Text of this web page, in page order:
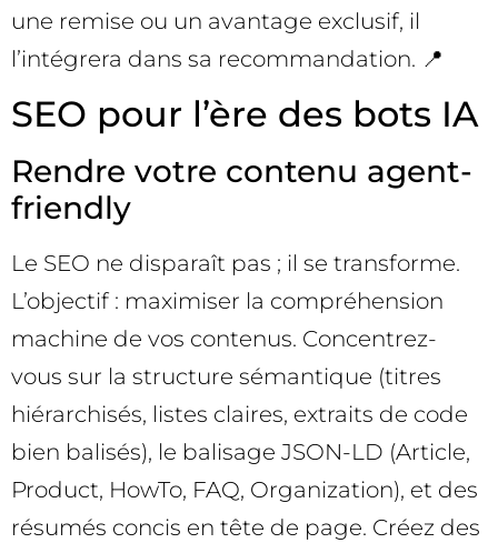
une remise ou un avantage exclusif, il
l’intégrera dans sa recommandation. 📍
SEO pour l’ère des bots IA
Rendre votre contenu agent-
friendly
Le SEO ne disparaît pas ; il se transforme.
L’objectif : maximiser la compréhension
machine de vos contenus. Concentrez-
vous sur la structure sémantique (titres
hiérarchisés, listes claires, extraits de code
bien balisés), le balisage JSON-LD (Article,
Product, HowTo, FAQ, Organization), et des
résumés concis en tête de page. Créez des